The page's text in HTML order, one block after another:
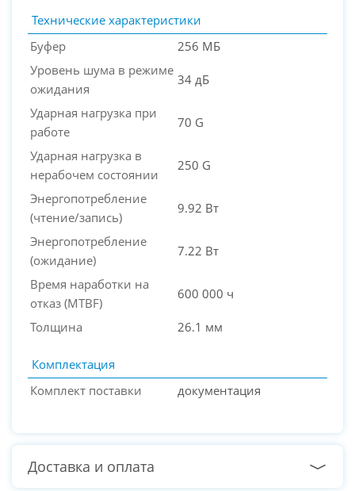
Технические характеристики
Буфер
256 МБ
Уровень шума в режиме
ожидания
34 дБ
Ударная нагрузка при
работе
70 G
Ударная нагрузка в
нерабочем состоянии
250 G
Энергопотребление
(чтение/запись)
9.92 Вт
Энергопотребление
(ожидание)
7.22 Вт
Время наработки на
отказ (МТBF)
600 000 ч
Толщина 26.1 мм
Комплектация
Комплект поставки
документация
Доставка и оплата